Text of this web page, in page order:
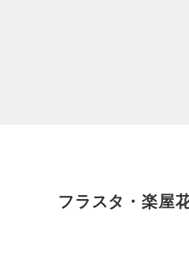
フラスタ・楽屋